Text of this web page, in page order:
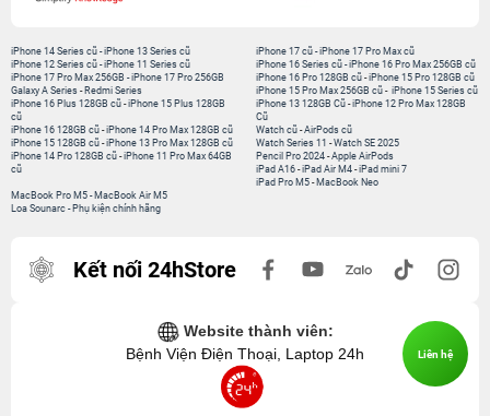
iPhone 14 Series cũ -iPhone 13 Series cũ
iPhone 12 Series cũ -iPhone 11 Series cũ
iPhone 17 Pro Max 256GB -iPhone 17 Pro 256GB
Galaxy A Series - Redmi Series
iPhone 17 cũ -iPhone 17 Pro Max cũ
iPhone 16 Series cũ - iPhone 16 Pro Max 256GB cũ
iPhone 16 Pro 128GB cũ -iPhone 15 Pro 128GB cũ
iPhone 15 Pro Max 256GB cũ - iPhone 15 Series cũ
iPhone 16 Plus 128GB cũ -iPhone 15 Plus 128GB
cũ
iPhone 16 128GB cũ -iPhone 14 Pro Max 128GB cũ
iPhone 15 128GB cũ -iPhone 13 Pro Max 128GB cũ
iPhone 14 Pro 128GB cũ -iPhone 11 Pro Max 64GB
cũ
iPhone 13 128GB Cũ -iPhone 12 Pro Max 128GB
Cũ
Watch cũ -AirPods cũ
Watch Series 11 -Watch SE 2025
Pencil Pro 2024 -Apple AirPods
iPad A16 -iPad Air M4 -iPad mini 7
iPad Pro M5 - MacBook Neo
MacBook Pro M5 - MacBook Air M5
Loa Sounarc - Phụ kiện chính hãng
Kết nối 24hStore
Website thành viên:
Bệnh Viện Điện Thoại, Laptop 24h
Liên hệ